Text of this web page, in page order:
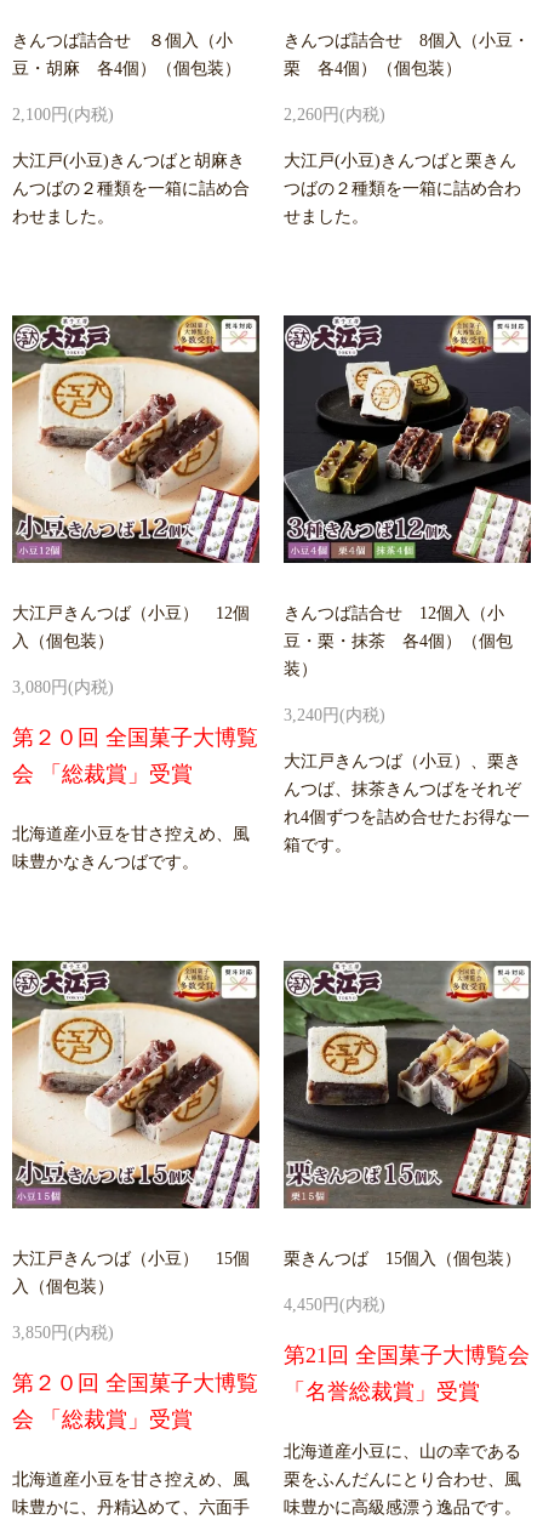
きんつば詰合せ ８個入（小
豆・胡麻 各4個）（個包装）
2,100円(内税)
大江戸(小豆)きんつばと胡麻き
んつばの２種類を一箱に詰め合
わせました。
きんつば詰合せ 8個入（小豆・
栗 各4個）（個包装）
2,260円(内税)
大江戸(小豆)きんつばと栗きん
つばの２種類を一箱に詰め合わ
せました。
大江戸きんつば（小豆） 12個
入（個包装）
3,080円(内税)
第２０回 全国菓子大博覧
会 「総裁賞」受賞
北海道産小豆を甘さ控えめ、風
味豊かなきんつばです。
きんつば詰合せ 12個入（小
豆・栗・抹茶 各4個）（個包
装）
3,240円(内税)
大江戸きんつば（小豆）、栗き
んつば、抹茶きんつばをそれぞ
れ4個ずつを詰め合せたお得な一
箱です。
大江戸きんつば（小豆） 15個
入（個包装）
3,850円(内税)
第２０回 全国菓子大博覧
会 「総裁賞」受賞
北海道産小豆を甘さ控えめ、風
味豊かに、丹精込めて、六面手
栗きんつば 15個入（個包装）
4,450円(内税)
第21回 全国菓子大博覧会
「名誉総裁賞」受賞
北海道産小豆に、山の幸である
栗をふんだんにとり合わせ、風
味豊かに高級感漂う逸品です。